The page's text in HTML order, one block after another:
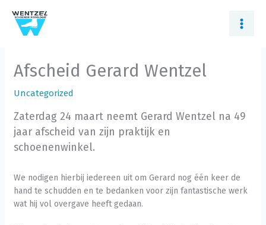
naar
Afscheid Gerard Wentzel
Uncategorized
Zaterdag 24 maart neemt Gerard Wentzel na 49
jaar afscheid van zijn praktijk en
schoenenwinkel.
We nodigen hierbij iedereen uit om Gerard nog één keer de
hand te schudden en te bedanken voor zijn fantastische werk
wat hij vol overgave heeft gedaan.